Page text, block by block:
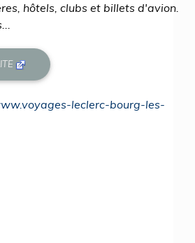
hôtels, clubs et billets d'avion.
leclerc-bourg-les-